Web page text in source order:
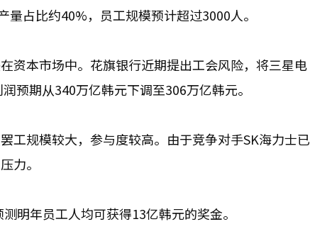
占比约40%，员工规模预计超过3000人。
资本市场中。花旗银行近期提出工会风险，将三星电
预期从340万亿韩元下调至306万亿韩元。
工规模较大，参与度较高。由于竞争对手SK海力士已
力。
明年员工人均可获得13亿韩元的奖金。